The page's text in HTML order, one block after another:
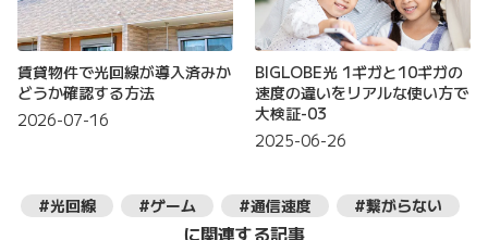
賃貸物件で光回線が導入済みか
どうか確認する方法
2026-07-16
BIGLOBE光 1ギガと10ギガの
速度の違いをリアルな使い方で
大検証-03
2025-06-26
#光回線 #ゲーム #通信速度 #繋がらない
に関連する記事